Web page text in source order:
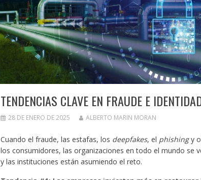
TENDENCIAS CLAVE EN FRAUDE E
28 DE ENERO DE 2025 ALBERTO MARIN MORAN
Cuando el fraude, las estafas, los deepfakes, el phishingy
los consumidores, las organizaciones en todo el mundo se
y las instituciones están asumiendo el reto.